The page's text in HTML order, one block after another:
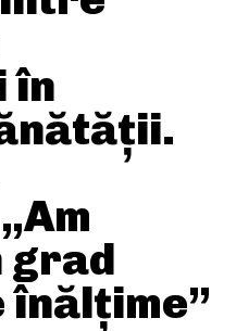
în
grad
înălțime”